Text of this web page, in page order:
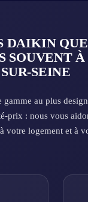
DAIKIN
SOUVENT À
SUR-SEINE
au plus
prix : nous vous
votre logement et à